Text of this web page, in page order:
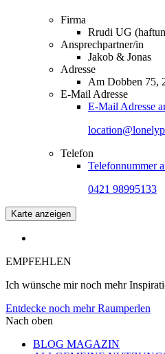
Firma
Rrudi UG
Ansprechpartner/in
Jakob & Jonas
Adresse
Am Dobben 75,
E-Mail Adresse
E-Mail Adresse
Telefon
Telefonnummer
0421 98995133
Karte anzeigen
EMPFEHLEN
Ich wünsche mir noch mehr
Entdecke noch mehr Raumperlen
Nach oben
BLOG MAGAZIN